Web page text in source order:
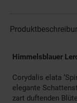
Himmelsblauer
Corydalis elata
elegante
zart duftenden